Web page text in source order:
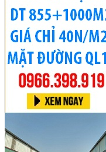
cho thuê
kho, kho
thuê nhà
xưởng,
Hotline:0966 398 919
Đăng ký